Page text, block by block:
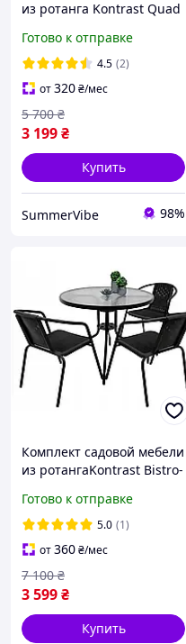
из ротанга Kontrast Quad
столом и тремя стульями
на дачу для
Готово к отправке
4.5 (2)
от320₴/мес
3 199₴
5 700 ₴
Купить
SummerVibe 98%
Комплект садовой мебели
из ротангаKontrast Bistro-
80см и тремя стульями на
дачу
Готово к отправке
5.0 (1)
от360₴/мес
3 599₴
7 100 ₴
Купить